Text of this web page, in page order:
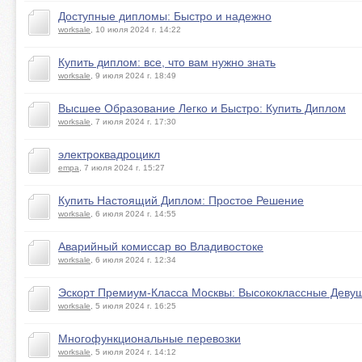
Доступные дипломы: Быстро и надежно
worksale , 10 июля 2024 г. 14:22
Купить диплом: все, что вам нужно знать
worksale , 9 июля 2024 г. 18:49
Высшее Образование Легко и Быстро: Купить Диплом
worksale , 7 июля 2024 г. 17:30
электроквадроцикл
empa , 7 июля 2024 г. 15:27
Купить Настоящий Диплом: Простое Решение
worksale , 6 июля 2024 г. 14:55
Аварийный комиссар во Владивостоке
worksale , 6 июля 2024 г. 12:34
Эскорт Премиум-Класса Москвы: Высококлассные
worksale , 5 июля 2024 г. 16:25
Многофункциональные перевозки
worksale , 5 июля 2024 г. 14:12